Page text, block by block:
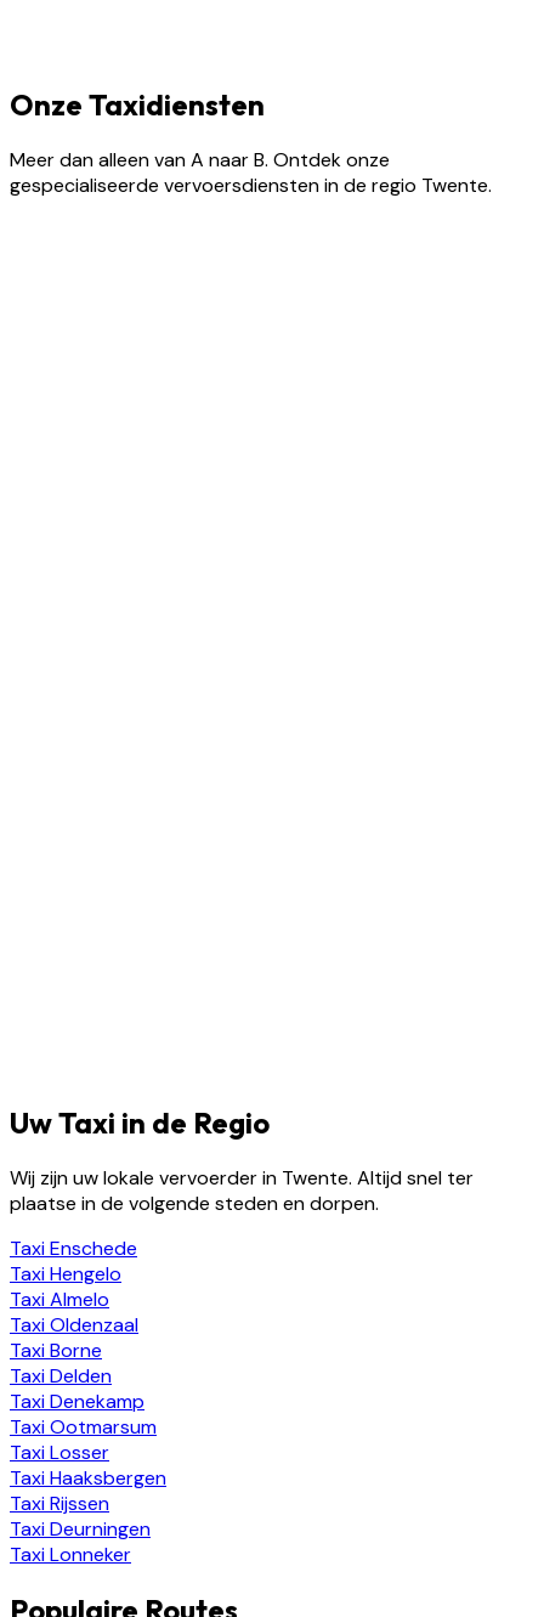
Onze Taxidiensten
Meer dan alleen van A naar B. Ontdek onze
gespecialiseerde vervoersdiensten in de regio Twente.
Uw Taxi in de Regio
Wij zijn uw lokale vervoerder in Twente. Altijd snel ter
plaatse in de volgende steden en dorpen.
TaxiEnschede
TaxiHengelo
TaxiAlmelo
TaxiOldenzaal
TaxiBorne
TaxiDelden
TaxiDenekamp
TaxiOotmarsum
TaxiLosser
TaxiHaaksbergen
TaxiRijssen
TaxiDeurningen
TaxiLonneker
Populaire Routes